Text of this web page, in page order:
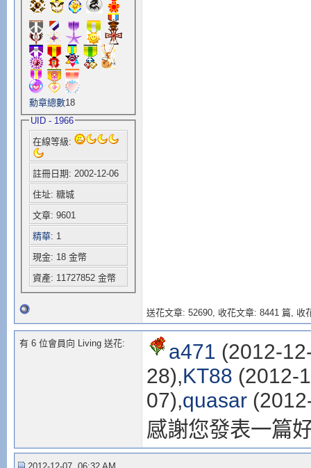
勳章總數18
UID - 1966
在線等級:
註冊日期: 2002-12-06
住址: 糖城
文章: 9601
精華: 1
現金: 18 金幣
資產: 11727852 金幣
送花文章: 52690, 收花文章: 8441 篇, 收
有 6 位會員向 Living 送花: a471 (2012-
28),KT88 (2012-
07),quasar
感謝您發表一篇